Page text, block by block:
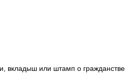
вкладыш или штамп о гражданстве